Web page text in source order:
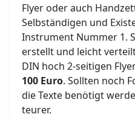
Flyer oder auch
Selbständigen und
Instrument Nummer 1.
erstellt und leicht
DIN hoch 2-seitigen
100 Euro. Sollten noch
die Texte benötigt
teurer.